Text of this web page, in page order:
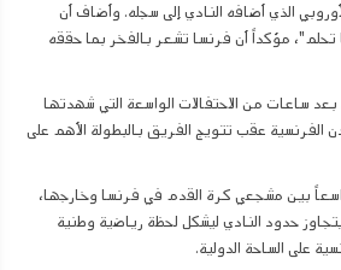
الذي أضافه النادي إلى سجله. وأضاف أن
مؤكداً أن فرنسا تشعر بالفخر بما حققه
ساعات من الاحتفالات الواسعة التي شهدتها
الفرنسية عقب تتويج الفريق بالبطولة الأهم على
بين مشجعي كرة القدم في فرنسا وخارجها،
حدود النادي ليشكل لحظة رياضية وطنية
على الساحة الدولية.